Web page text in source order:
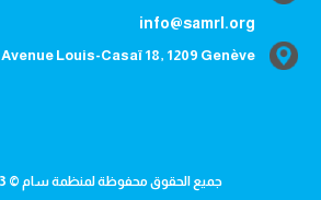
info@samrl.org
Avenue Louis-Casaï 18, 1209 Genève
جميع الحقوق محفوظة لمنظمة سام © 2023، تصميم وتطوير